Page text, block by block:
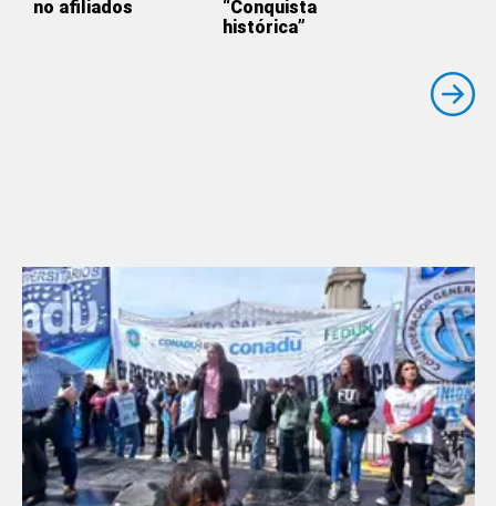
no afiliados
“Conquista
histórica”